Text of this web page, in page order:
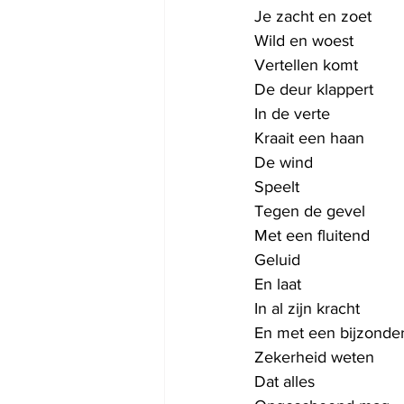
Je zacht en zoet
Wild en woest
Vertellen komt
De deur klappert
In de verte
Kraait een haan
De wind
Speelt
Tegen de gevel
Met een fluitend
Geluid
En laat
In al zijn kracht
En met een
Zekerheid weten
Dat alles